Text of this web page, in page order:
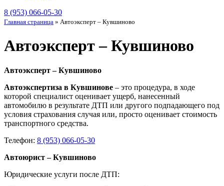
8 (953) 066-05-30
Главная страница » Автоэксперт – Кувшиново
Автоэксперт – Кувшиново
Автоэксперт – Кувшиново
Автоэкспертиза в Кувшинове – это процедура, в ходе
которой специалист оценивает ущерб, нанесенный
автомобилю в результате ДТП или другого подпадающего под
условия страхования случая или, просто оценивает стоимость
транспортного средства.
Телефон: 8 (953) 066-05-30
Автоюрист – Кувшиново
Юридические услуги после ДТП: